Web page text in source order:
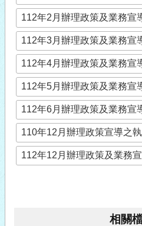
112年2月辦理政策及業務宣
112年3月辦理政策及業務宣
112年4月辦理政策及業務宣
112年5月辦理政策及業務宣
112年6月辦理政策及業務宣
110年12月辦理政策宣導之
112年12月辦理政策及業務
相關